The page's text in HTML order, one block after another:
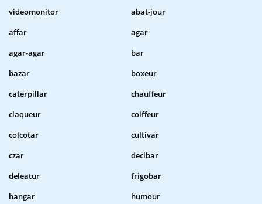
videomonitor
abat-jour
affar
agar
agar-agar
bar
bazar
boxeur
caterpillar
chauffeur
claqueur
coiffeur
colcotar
cultivar
czar
decibar
deleatur
frigobar
hangar
humour